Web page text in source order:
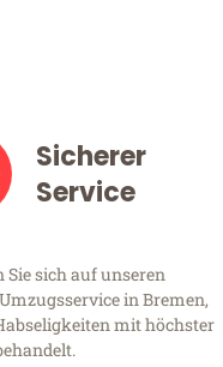
Sicherer
Service
Sie sich auf unseren
in Bremen,
mit höchster